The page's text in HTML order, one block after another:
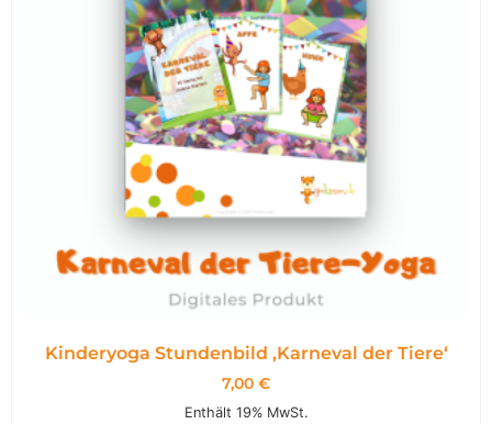
Kinderyoga Stundenbild ,Karneval der Tiere‘
7,00 €
Enthält 19% MwSt.